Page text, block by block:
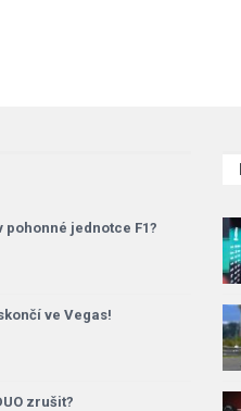
pohonné jednotce F1?
ve Vegas!
zrušit?